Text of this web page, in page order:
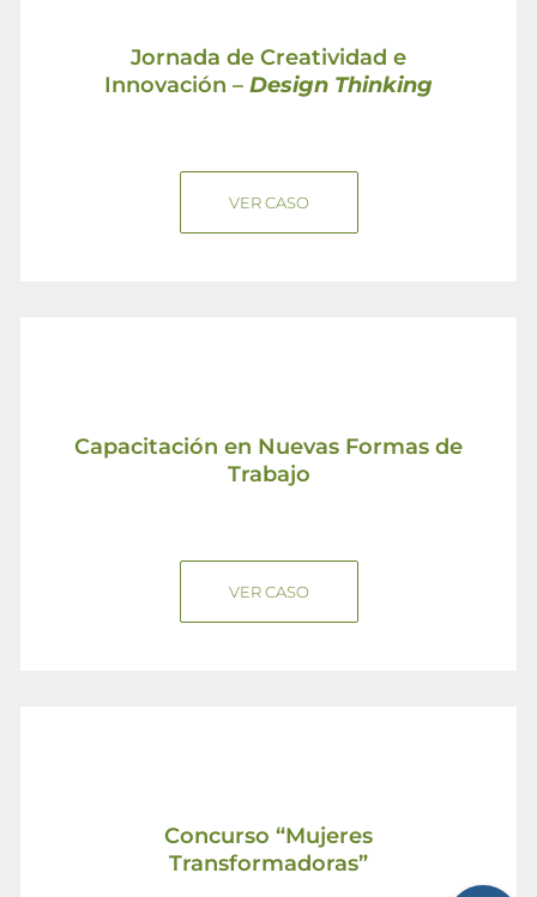
Jornada de Creatividad e
Innovación – Design Thinking
VER CASO
Capacitación en Nuevas Formas de
Trabajo
VER CASO
Concurso “Mujeres
Transformadoras”